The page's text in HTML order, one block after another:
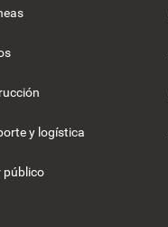
y logística
público